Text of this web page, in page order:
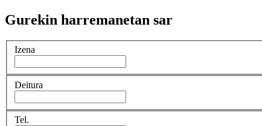
Gurekin harremanetan sar
Izena
Deitura
Tel.